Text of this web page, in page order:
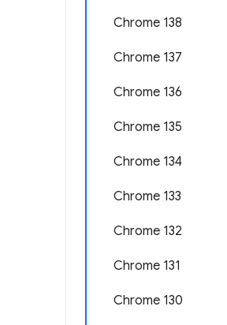
Chrome 138
Chrome 137
Chrome 136
Chrome 135
Chrome 134
Chrome 133
Chrome 132
Chrome 131
Chrome 130